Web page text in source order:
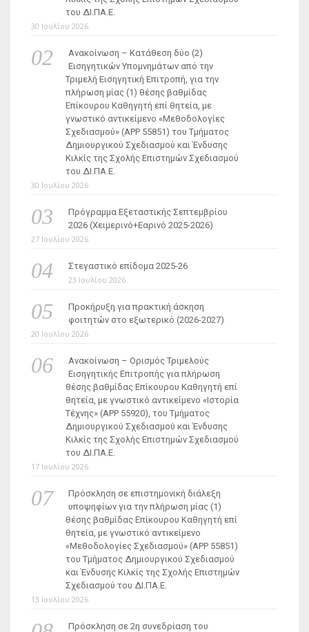
του ΔΙ.ΠΑ.Ε.
30 Ιουλίου 2026
Ανακοίνωση – Κατάθεση δύο (2)
Εισηγητικών Υπομνημάτων από την
Τριμελή Εισηγητική Επιτροπή, για την
πλήρωση μίας (1) θέσης βαθμίδας
Επίκουρου Καθηγητή επί θητεία, με
γνωστικό αντικείμενο «Μεθοδολογίες
Σχεδιασμού» (ΑΡΡ 55851) του Τμήματος
Δημιουργικού Σχεδιασμού και Ένδυσης
Κιλκίς της Σχολής Επιστημών Σχεδιασμού
του ΔΙ.ΠΑ.Ε.
30 Ιουλίου 2026
Πρόγραμμα Εξεταστικής Σεπτεμβρίου
2026 (Χειμερινό+Εαρινό 2025-2026)
27 Ιουλίου 2026
Στεγαστικό επίδομα 2025-26
23 Ιουλίου 2026
Προκήρυξη για πρακτική άσκηση
φοιτητών στο εξωτερικό (2026-2027)
20 Ιουλίου 2026
Ανακοίνωση – Ορισμός Τριμελούς
Εισηγητικής Επιτροπής για πλήρωση
θέσης βαθμίδας Επίκουρου Καθηγητή επί
θητεία, με γνωστικό αντικείμενο «Ιστορία
Τέχνης» (ΑΡΡ 55920), του Τμήματος
Δημιουργικού Σχεδιασμού και Ένδυσης
Κιλκίς της Σχολής Επιστημών Σχεδιασμού
του ΔΙ.ΠΑ.Ε.
17 Ιουλίου 2026
Πρόσκληση σε επιστημονική διάλεξη
υποψηφίων για την πλήρωση μίας (1)
θέσης βαθμίδας Επίκουρου Καθηγητή επί
θητεία, με γνωστικό αντικείμενο
«Μεθοδολογίες Σχεδιασμού» (ΑΡΡ 55851)
του Τμήματος Δημιουργικού Σχεδιασμού
και Ένδυσης Κιλκίς της Σχολής Επιστημών
Σχεδιασμού του ΔΙ.ΠΑ.Ε.
13 Ιουλίου 2026
Πρόσκληση σε 2η συνεδρίαση του